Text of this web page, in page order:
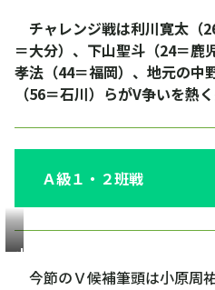
チャレンジ戦は利川寛太（
＝大分）、下山聖斗（24＝鹿
孝法（44＝福岡）、地元の中
（56＝石川）らがV争いを熱
Ａ級１・２班戦
小
今節のＶ候補筆頭は小原周